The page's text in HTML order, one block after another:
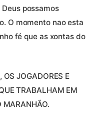
possamos
O momento nao esta
fé que as xontas do
OS JOGADORES E
TRABALHAM EM
MARANHÃO.